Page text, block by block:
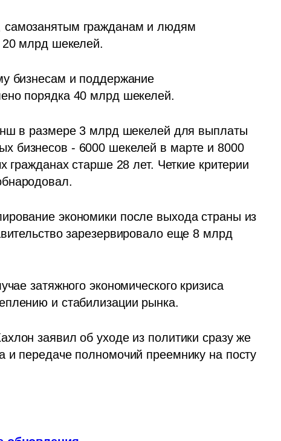
гражданам и людям
20 млрд шекелей.
бизнесам и поддержание
порядка 40 млрд шекелей.
в размере 3 млрд шекелей для выплаты
бизнесов - 6000 шекелей в марте и 8000
старше 28 лет. Четкие критерии
экономики после выхода страны из
зарезервировало еще 8 млрд
затяжного экономического кризиса
и стабилизации рынка.
заявил об уходе из политики сразу же
и передаче полномочий преемнику на посту